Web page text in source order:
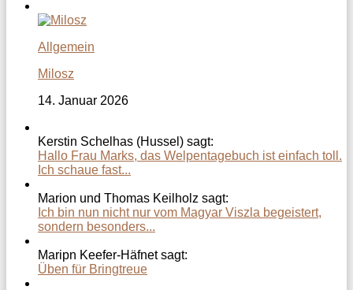
Allgemein
Milosz
14. Januar 2026
Kerstin Schelhas (Hussel) sagt:
Hallo Frau Marks, das Welpentagebuch ist einfach toll.
Ich schaue fast...
Marion und Thomas Keilholz sagt:
Ich bin nun nicht nur vom Magyar Viszla begeistert,
sondern besonders...
Maripn Keefer-Häfnet sagt:
Üben für Bringtreue